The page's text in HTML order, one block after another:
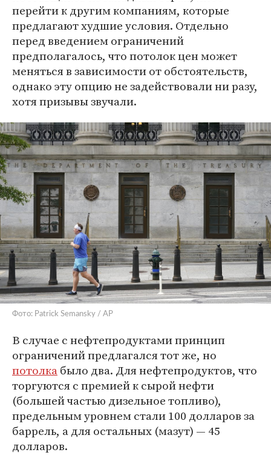
перейти к другим компаниям, которые
предлагают худшие условия. Отдельно
перед введением ограничений
предполагалось, что потолок цен может
меняться в зависимости от обстоятельств,
однако эту опцию не задействовали ни разу,
хотя призывы звучали.
Фото: Patrick Semansky / AP
В случае с нефтепродуктами принцип
ограничений предлагался тот же, но
потолкабыло два. Для нефтепродуктов, что
торгуются с премией к сырой нефти
(большей частью дизельное топливо),
предельным уровнем стали 100 долларов за
баррель, а для остальных (мазут) — 45
долларов.